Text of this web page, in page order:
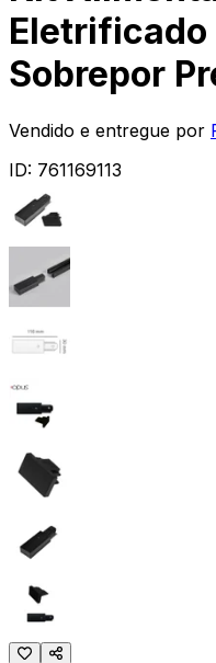
Eletrificado
Sobrepor
Vendido e entregue por
ID: 761169113